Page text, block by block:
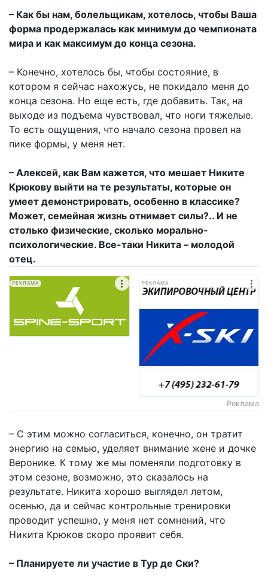
– Как бы нам, болельщикам, хотелось, чтобы Ваша
форма продержалась как минимум до чемпионата
мира и как максимум до конца сезона.
– Конечно, хотелось бы, чтобы состояние, в
котором я сейчас нахожусь, не покидало меня до
конца сезона. Но еще есть, где добавить. Так, на
выходе из подъема чувствовал, что ноги тяжелые.
То есть ощущения, что начало сезона провел на
пике формы, у меня нет.
– Алексей, как Вам кажется, что мешает Никите
Крюкову выйти на те результаты, которые он
умеет демонстрировать, особенно в классике?
Может, семейная жизнь отнимает силы?.. И не
столько физические, сколько морально-
психологические. Все-таки Никита – молодой
отец.
РЕКЛАМА РЕКЛАМА
Реклама
– С этим можно согласиться, конечно, он тратит
энергию на семью, уделяет внимание жене и дочке
Веронике. К тому же мы поменяли подготовку в
этом сезоне, возможно, это сказалось на
результате. Никита хорошо выглядел летом,
осенью, да и сейчас контрольные тренировки
проводит успешно, у меня нет сомнений, что
Никита Крюков скоро проявит себя.
– Планируете ли участие в Тур де Ски?